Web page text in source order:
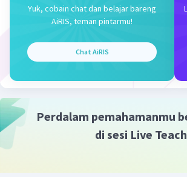
Yuk, cobain chat dan belajar bareng
AiRIS, teman pintarmu!
Chat AiRIS
Perdalam pemahamanmu
di sesi Live